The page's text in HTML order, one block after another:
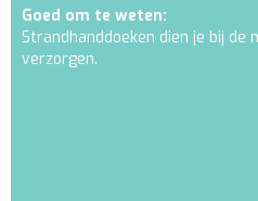
Goed om te weten:
Strandhanddoeken dien je bij
verzorgen.